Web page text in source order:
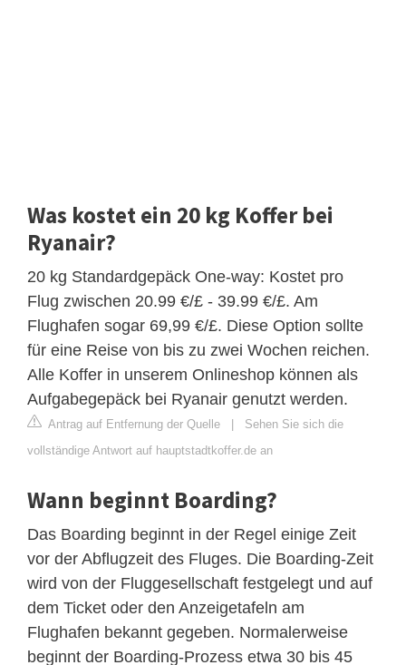
Was kostet ein 20 kg Koffer bei
Ryanair?
20 kg Standardgepäck One-way: Kostet pro
Flug zwischen 20.99 €/£ - 39.99 €/£. Am
Flughafen sogar 69,99 €/£. Diese Option sollte
für eine Reise von bis zu zwei Wochen reichen.
Alle Koffer in unserem Onlineshop können als
Aufgabegepäck bei Ryanair genutzt werden.
Antrag auf Entfernung der Quelle | Sehen Sie sich die
vollständige Antwort auf hauptstadtkoffer.de an
Wann beginnt Boarding?
Das Boarding beginnt in der Regel einige Zeit
vor der Abflugzeit des Fluges. Die Boarding-Zeit
wird von der Fluggesellschaft festgelegt und auf
dem Ticket oder den Anzeigetafeln am
Flughafen bekannt gegeben. Normalerweise
beginnt der Boarding-Prozess etwa 30 bis 45